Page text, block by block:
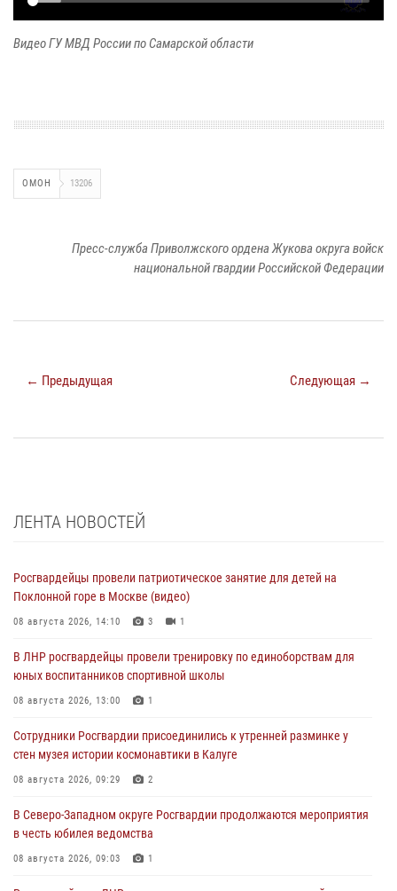
Видео ГУ МВД России по Самарской области
ОМОН 13206
Пресс-служба Приволжского ордена Жукова округа войск
национальной гвардии Российской Федерации
← Предыдущая Следующая →
ЛЕНТА НОВОСТЕЙ
Росгвардейцы провели патриотическое занятие для детей на
Поклонной горе в Москве (видео)
08 августа 2026, 14:10 3 1
В ЛНР росгвардейцы провели тренировку по единоборствам для
юных воспитанников спортивной школы
08 августа 2026, 13:00 1
Сотрудники Росгвардии присоединились к утренней разминке у
стен музея истории космонавтики в Калуге
08 августа 2026, 09:29 2
В Северо-Западном округе Росгвардии продолжаются мероприятия
в честь юбилея ведомства
08 августа 2026, 09:03 1